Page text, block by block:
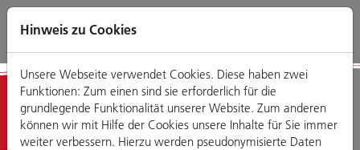
Direkt
zum
Zum
Hauptmenü
Zum
Footermenü
Zur
Website-
Detailansicht
Hinweis zu Cookies
Unsere Webseite verwendet Cookies. Diese haben zwei
Funktionen: Zum einen sind sie erforderlich für die
grundlegende Funktionalität unserer Website. Zum anderen
können wir mit Hilfe der Cookies unsere Inhalte für Sie immer
weiter verbessern. Hierzu werden pseudonymisierte Daten